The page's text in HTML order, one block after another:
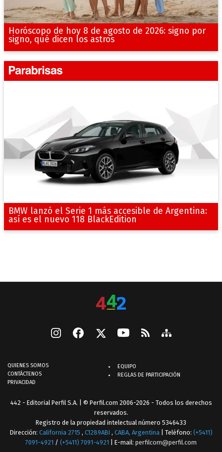
Horóscopo de hoy 8 de agosto de 2026: signo por
signo, qué dicen los astros
BMW lanzó el Serie 1 más accesible de Argentina:
así es el nuevo 118 BlackEdition
QUIENES SOMOS
CONTÁCTENOS
PRIVACIDAD
EQUIPO
REGLAS DE PARTICIPACIÓN
442 - Editorial Perfil S.A. | © Perfil.com 2006-2026 - Todos los derechos
reservados.
Registro de la propiedad intelectual número 5346433
Dirección: California 2715 , C1289ABI , CABA, Argentina | Teléfono: (+5411)
7091-4921 / (+5411) 7091-4921 | E-mail: perfilcom@perfil.com